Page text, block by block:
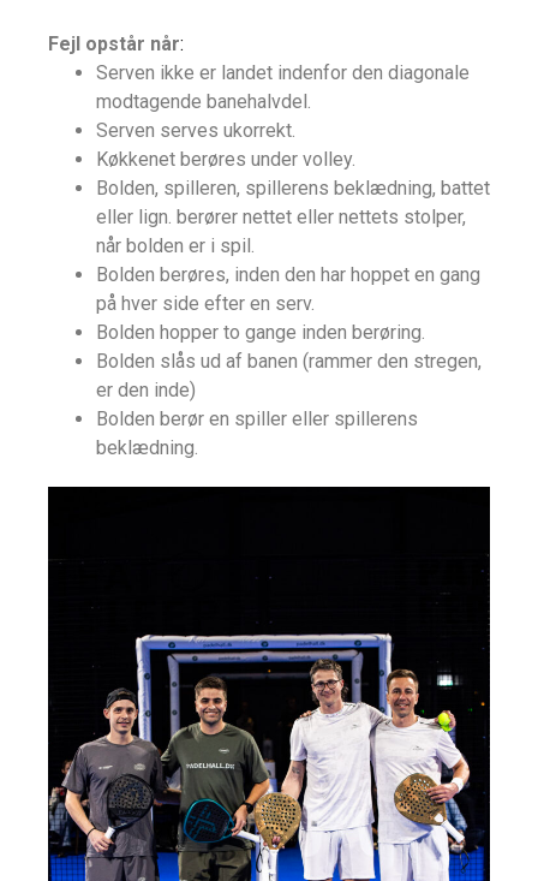
Fejl opstår når:
Serven ikke er landet indenfor den diagonale
modtagende banehalvdel.
Serven serves ukorrekt.
Køkkenet berøres under volley.
Bolden, spilleren, spillerens beklædning, battet
eller lign. berører nettet eller nettets stolper,
når bolden er i spil.
Bolden berøres, inden den har hoppet en gang
på hver side efter en serv.
Bolden hopper to gange inden berøring.
Bolden slås ud af banen (rammer den stregen,
er den inde)
Bolden berør en spiller eller spillerens
beklædning.